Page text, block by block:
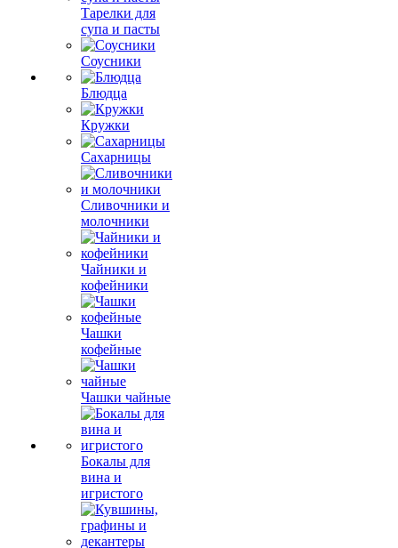
Тарелки для
супа и пасты
Соусники
Блюдца
Кружки
Сахарницы
Сливочники и
молочники
Чайники и
кофейники
Чашки
кофейные
Чашки чайные
Бокалы для
вина и
игристого